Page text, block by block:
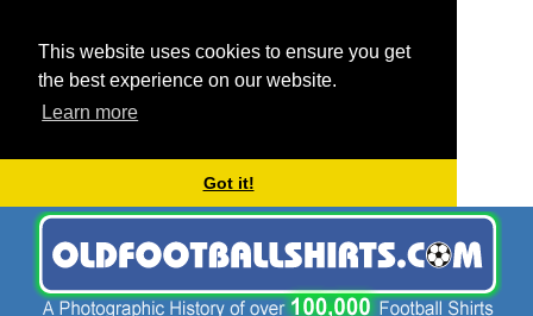
This website uses cookies to ensure you get
the best experience on our website.
Learn more
Got it!